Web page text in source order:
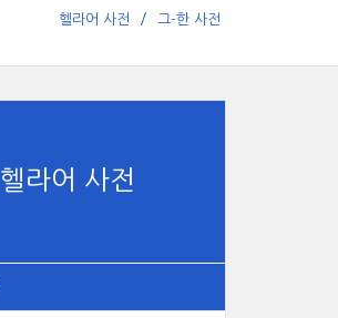
헬라어 사전 그-한 사전
헬라어 사전